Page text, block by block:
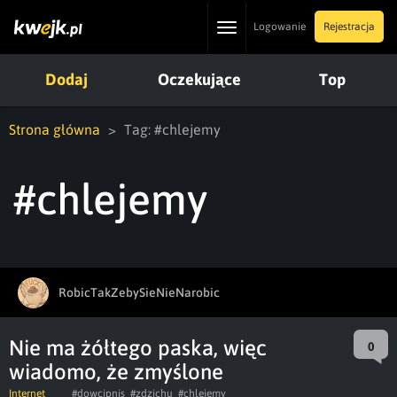
ToggleLogowanie Rejestracja
Dodaj Oczekujące Top
Strona główna Tag: #chlejemy
#chlejemy
RobicTakZebySieNieNarobic
Nie ma żółtego paska, więc
wiadomo, że zmyślone
0
Internet #dowcipnis #zdzichu #chlejemy